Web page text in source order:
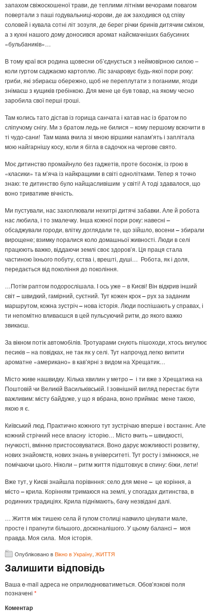
запахом свіжоскошеної трави, де теплими літніми вечорами повагом
повертали з паші годувальниці-корови, де аж заходився од співу
соловей і кувала сотні літ зозуля, де берег річки бринів дитячим сміхом,
а з кухні нашого дому доносився аромат найсмачніших бабусиних
«бульбаників»…
В тому краї вся родина щовесни об’єднується з неймовірною силою –
коли гуртом саджаємо картоплю. Ліс зачаровує будь-якої пори року:
гриби, які збираєш обережно, щоб не переплутати з поганими, ягоди
знімаєш з кущиків гребінкою. Для мене це був товар, на якому чесно
заробила свої перші гроші.
Там колись тато дістав із горища санчата і катав нас із братом по
сліпучому снігу. Ми з братом ледь не билися – кому першому вскочити в
ті чудо-сани! Там мама вчила зі мною віршики напам’ять і заплітала
мою найгарнішу косу, коли я бігла в садочок на чергове свято.
Моє дитинство промайнуло без гаджетів, проте босоніж, із грою в
«класики» та м’яча із найкращими в світі однолітками. Тепер я точно
знаю: те дитинство було найщасливішим у світі! А тоді здавалося, що
воно триватиме вічність.
Ми пустували, нас захоплювали нехитрі дитячі забавки. Але й робота
нас любила, і то змалечку. Інша кожної пори року: навесні –
обсаджували городи, влітку доглядали те, що зійшло, восени –збирали
вирощене; взимку поралися коло домашньої живності. Люди в селі
працюють важко, віддаючи землі своє здоров’я. Ця праця стала
частиною їхнього побуту, єства і, врешті, душі… Робота, як і доля,
передається від покоління до покоління.
…Потім раптом подорослішала. І ось уже – в Києві! Він відкрив інший
світ–швидкий, гамірний, суєтний. Тут кожен крок–рух за заданим
маршрутом, кожна зустріч–нова історія. Люди поспішають у справах, і
ти непомітно вливаєшся в цей пульсуючий ритм, до якого важко
звикаєш.
За вікном потік автомобілів. Тротуарами снують пішоходи, хтось вигулює
песиків – на повідках, не так як у селі. Тут напрочуд легко випити
ароматне «американо» в кав’ярні з видом на Хрещатик…
Місто живе нашвидку. Кілька хвилин у метро– і ти вже з Хрещатика на
Поштовій чи Великій Васильківській. І зовнішній вигляд перестає бути
важливим: місту байдуже, у що я вбрана, воно приймає мене такою,
якою я є.
Київський люд. Практично кожного тут зустрічаю вперше і востаннє. Але
кожний стрічний несе власну історію… Місто вчить–швидкості,
гнучкості, вмінню пристосовуватися. Воно дарує можливості розвитку,
нових знайомств, нових знань в університеті. Тут росту і змінююся, не
помічаючи цього. Ніколи – ритм життя підштовхує в спину: біжи, лети!
Вже тут, у Києві знайшла порівнння: село для мене – це коріння, а
місто–крила. Корінням тримаюся на землі, у спогадах дитинства, в
родинних традиціях. Крила піднімають, бачу незвідані далі.
… Життя між тишею села й гулом столиці навчило цінувати мале,
просте і прагнути більшого, досконалішого. У цьому балансі – моя
правда. Моя сила. Моя історія.
Опубліковано вВікно в Україну, ЖИТТЯ
Залишити відповідь
Ваша e-mail адреса не оприлюднюватиметься. Обов’язкові поля
позначені *
Коментар